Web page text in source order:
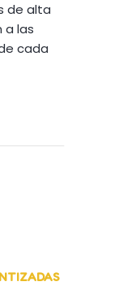
de alta
a las
cada